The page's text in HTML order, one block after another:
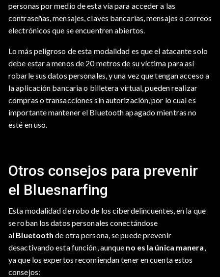
personas por medio de esta vía para acceder a las
contraseñas, mensajes, claves bancarias, mensajes o correos
electrónicos que se encuentren abiertos.
Lo más peligroso de esta modalidad es que el atacante solo
debe estar a menos de 20 metros de su víctima para así
robarle sus datos personales, y una vez que tengan acceso a
la aplicación bancaria o billetera virtual, pueden realizar
compras o transacciones sin autorización, por lo cual es
importante mantener el Bluetooth apagado mientras no
esté en uso.
Otros consejos para prevenir
el Bluesnarfing
Esta modalidad de robo de los ciberdelincuentes, en la que
se roban los datos personales conectándose
al Bluetooth de otra persona, se puede prevenir
desactivando esta función, aunque no es la única manera
ya que los expertos recomiendan tener en cuenta estos
consejos: